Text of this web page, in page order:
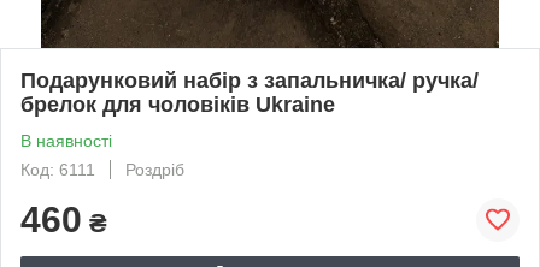
Подарунковий набір з запальничка/ ручка/
брелок для чоловіків Ukraine
В наявності
Код: 6111
Роздріб
460 ₴